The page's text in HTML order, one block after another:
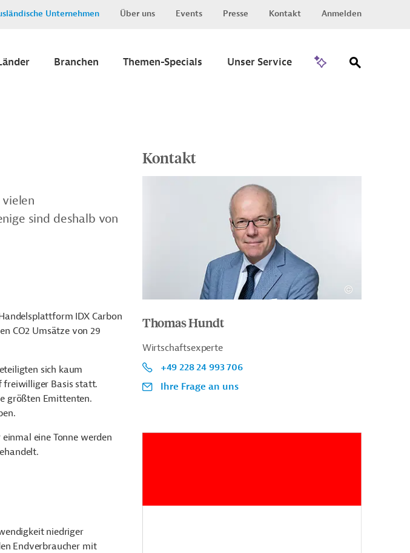
Unternehmen Über uns Events Presse Kontakt Anmelden
Branchen Themen-Specials Unser Service
sind deshalb von
IDX Carbon
CO2 Umsätze von 29
sich kaum
freiwilliger Basis statt.
größten Emittenten.
eine Tonne werden
niedriger
Endverbraucher mit
Kontakt
Thomas Hundt
Wirtschaftsexperte
+49 228 24 993 706
Ihre Frage an uns